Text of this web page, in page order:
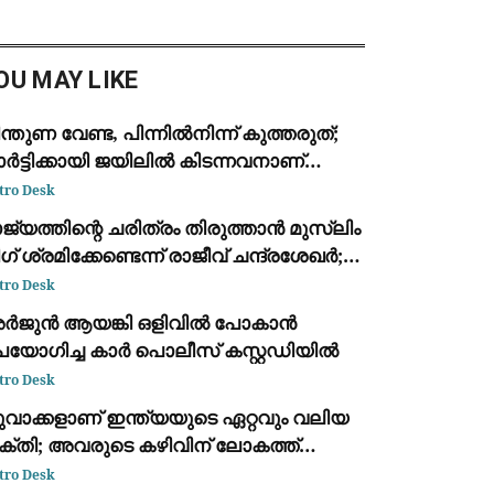
MAY LIKE
വേണ്ട, പിന്നിൽനിന്ന് കുത്തരുത്;
ജയിലിൽ കിടന്നവനാണ്
എം.വി. ജയരാജന് മറുപടിയുമായി
ആയങ്കി
Desk
ചരിത്രം തിരുത്താൻ മുസ്ലിം
ശ്രമിക്കേണ്ടെന്ന് രാജീവ് ചന്ദ്രശേഖർ;
ചോദ്യ വിവാദത്തിൽ ശക്തമായ
Desk
ആയങ്കി ഒളിവിൽ പോകാൻ
കാർ പൊലീസ് കസ്റ്റഡിയിൽ
Desk
ഇന്ത്യയുടെ ഏറ്റവും വലിയ
അവരുടെ കഴിവിന് ലോകത്ത്
രാഹുൽ ഗാന്ധി
Desk